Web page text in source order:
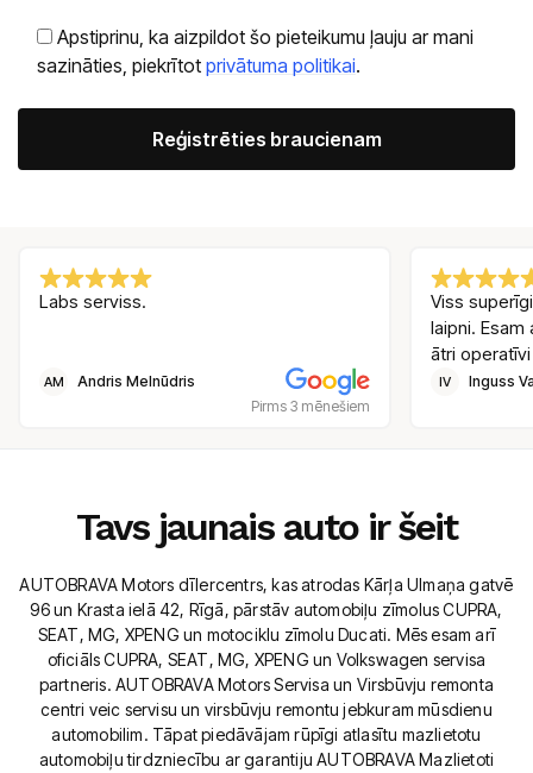
Apstiprinu, ka aizpildot šo pieteikumu ļauju ar mani
sazināties, piekrītot privātuma politikai.
Labs serviss.
AM
Andris Melnūdris
Pirms 3 mēnešiem
Viss
laipni. Esam
ātri
IV Inguss
Tavs jaunais auto ir šeit
AUTOBRAVA Motors dīlercentrs, kas atrodas Kārļa Ulmaņa gatvē
96 un Krasta ielā 42, Rīgā, pārstāv automobiļu zīmolus CUPRA,
SEAT, MG, XPENG un motociklu zīmolu Ducati. Mēs esam arī
oficiāls CUPRA, SEAT, MG, XPENG un Volkswagen servisa
partneris. AUTOBRAVA Motors Servisa un Virsbūvju remonta
centri veic servisu un virsbūvju remontu jebkuram mūsdienu
automobilim. Tāpat piedāvājam rūpīgi atlasītu mazlietotu
automobiļu tirdzniecību ar garantiju AUTOBRAVA Mazlietoti